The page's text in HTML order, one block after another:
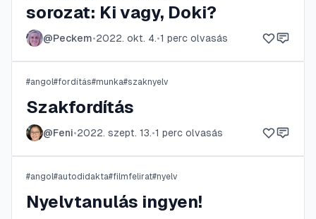
sorozat: Ki vagy, Doki?
@Peckem•2022. okt. 4.•1 perc olvasás
#angol#fordítás#munka#szaknyelv
Szakfordítás
@Feni•2022. szept. 13.•1 perc olvasás
#angol#autodidakta#filmfelirat#nyelv
Nyelvtanulás ingyen!